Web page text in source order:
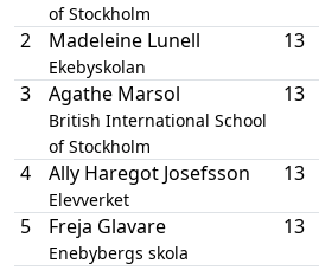
of Stockholm
2 Madeleine Lunell
Ekebyskolan
13
3 Agathe Marsol
British International School
of Stockholm
13
4 Ally Haregot Josefsson
Elevverket
13
5 Freja Glavare
Enebybergs skola
13